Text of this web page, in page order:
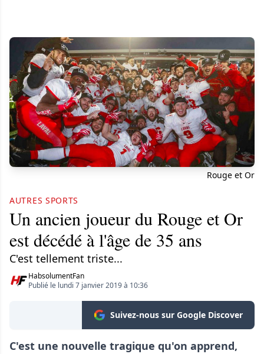
Rouge et Or
AUTRES SPORTS
Un ancien joueur du Rouge et Or
est décédé à l'âge de 35 ans
C'est tellement triste...
HabsolumentFan
Publié le lundi 7 janvier 2019 à 10:36
Suivez-nous sur Google Discover
C'est une nouvelle tragique qu'on apprend,